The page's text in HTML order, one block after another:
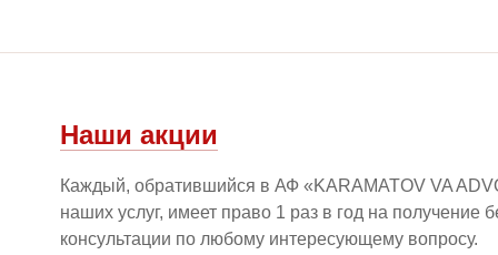
Наши акции
Каждый, обратившийся в АФ «KARAMATOV VA
наших услуг, имеет право 1 раз в год на получение
консультации по любому интересующему вопросу.